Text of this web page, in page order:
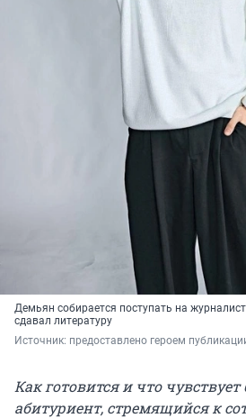
Демьян собирается поступать на
сдавал литературу
Источник: предоставлено героем
Как готовится и что
абитуриент, стремящийся к